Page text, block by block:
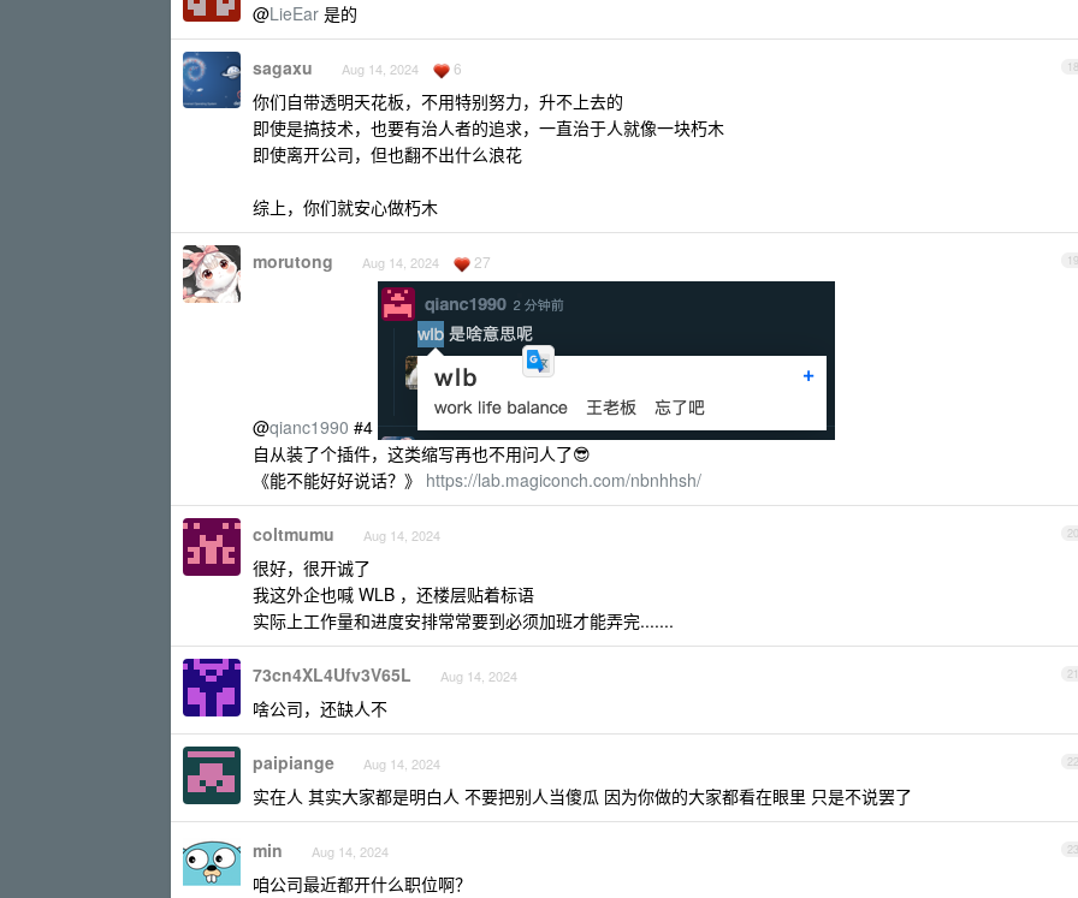
@LieEar 是的
18
sagaxu Aug 14, 2024 6
你们自带透明天花板，不用特别努力，升不上去的
即使是搞技术，也要有治人者的追求，一直治于人就像一块朽木
即使离开公司，但也翻不出什么浪花
综上，你们就安心做朽木
19
morutong Aug 14, 2024 27
@qianc1990 #4
自从装了个插件，这类缩写再也不用问人了😎
《能不能好好说话？》 https://lab.magiconch.com/nbnhhsh/
20
coltmumu Aug 14, 2024
很好，很开诚了
我这外企也喊 WLB ，还楼层贴着标语
实际上工作量和进度安排常常要到必须加班才能弄完.......
21
73cn4XL4Ufv3V65L Aug 14, 2024
啥公司，还缺人不
22
paipiange Aug 14, 2024
实在人 其实大家都是明白人 不要把别人当傻瓜 因为你做的大家都看在眼里 只是不说罢了
23
min Aug 14, 2024
咱公司最近都开什么职位啊？